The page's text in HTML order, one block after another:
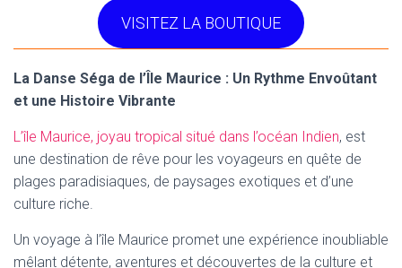
VISITEZ LA BOUTIQUE
La Danse Séga de l’Île Maurice : Un Rythme Envoûtant
et une Histoire Vibrante
L’île Maurice, joyau tropical situé dans l’océan Indien, est
une destination de rêve pour les voyageurs en quête de
plages paradisiaques, de paysages exotiques et d’une
culture riche.
Un voyage à l’île Maurice promet une expérience inoubliable
mêlant détente, aventures et découvertes de la culture et